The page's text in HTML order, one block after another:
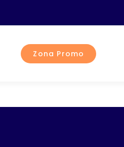
Zona Promo